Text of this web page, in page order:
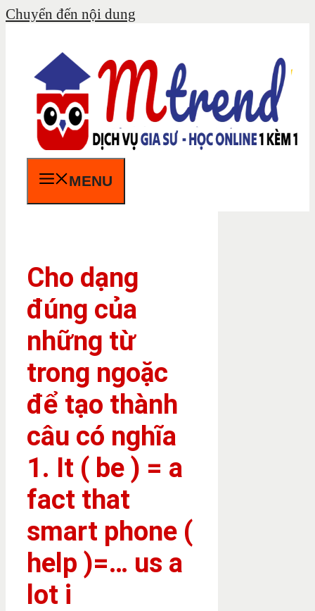
Chuyển đến nội dung
MENU
Cho dạng
đúng của
những từ
trong ngoặc
để tạo thành
câu có nghĩa
1. It ( be ) = a
fact that
smart phone (
help )=… us a
lot i